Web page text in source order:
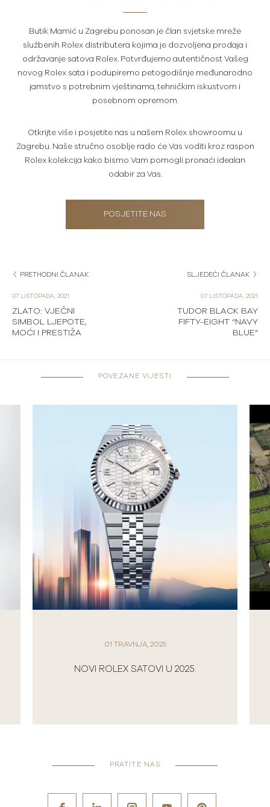
Butik Mamić u Zagrebu ponosan je član svjetske mreže
službenih Rolex distributera kojima je dozvoljena prodaja i
održavanje satova Rolex. Potvrđujemo autentičnost Vašeg
novog Rolex sata i podupiremo petogodišnje međunarodno
jamstvo s potrebnim vještinama, tehničkim iskustvom i
posebnom opremom.
Otkrijte više i posjetite nas u našem Rolex showroomu u
Zagrebu. Naše stručno osoblje rado će Vas voditi kroz raspon
Rolex kolekcija kako bismo Vam pomogli pronaći idealan
odabir za Vas.
POSJETITE NAS
PRETHODNI ČLANAK
07 LISTOPADA, 2021
ZLATO: VJEČNI
SIMBOL LJEPOTE,
MOĆI I PRESTIŽA
SLJEDEĆI ČLANAK
07 LISTOPADA, 2021
TUDOR BLACK BAY
FIFTY-EIGHT “NAVY
BLUE”
POVEZANE VIJESTI
SATOVI U 2025.
ROLEX AND THE
PRATITE NAS